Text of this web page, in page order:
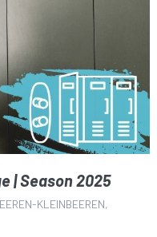
| Season 2025
KLEINBEEREN, DE